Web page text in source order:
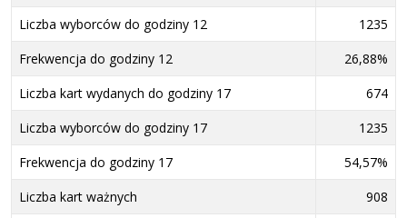
Liczba wyborców do godziny 12
1235
Frekwencja do godziny 12
26,88%
Liczba kart wydanych do godziny 17
674
Liczba wyborców do godziny 17
1235
Frekwencja do godziny 17
54,57%
Liczba kart ważnych
908